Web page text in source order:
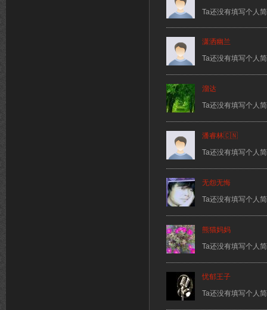
Ta还没有填写个人
潇洒幽兰
Ta还没有填写个人
溜达
Ta还没有填写个人
潘睿林🇨🇳
Ta还没有填写个人
无怨无悔
Ta还没有填写个人
熊猫妈妈
Ta还没有填写个人
忧郁王子
Ta还没有填写个人